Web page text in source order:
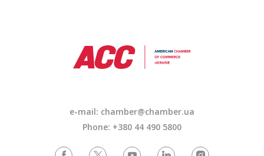
e-mail: chamber@chamber.ua
Phone: +380 44 490 5800